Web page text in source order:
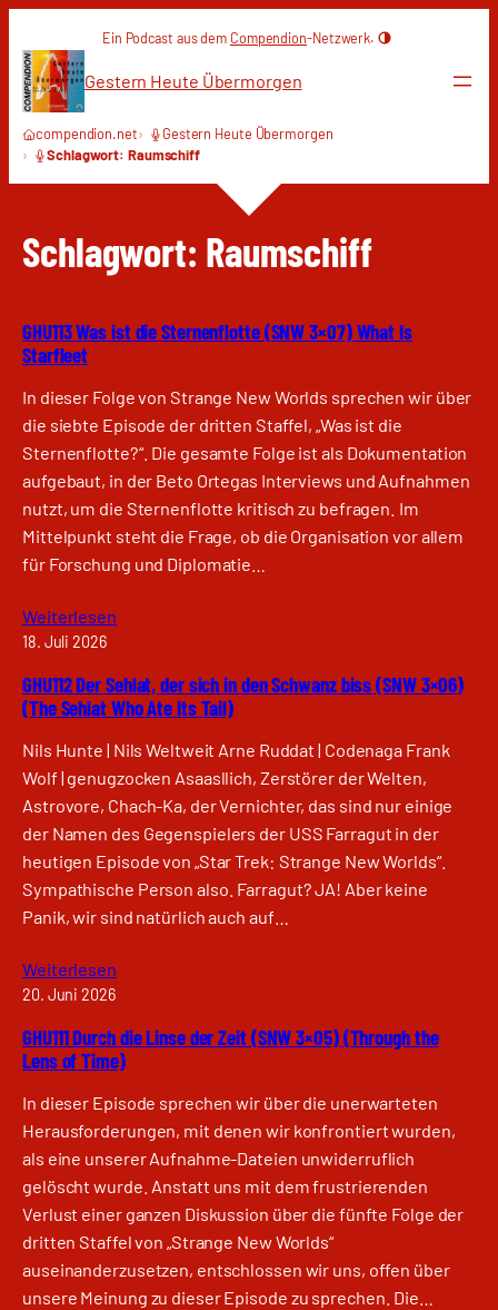
Inhalt
springen
Ein Podcast aus dem Compendion-Netzwerk.
Gestern Heute Übermorgen
compendion.net
Gestern Heute Übermorgen
Schlagwort: Raumschiff
Schlagwort: Raumschiff
GHU113 Was ist die Sternenflotte (SNW 3×07) What Is
Starfleet
In dieser Folge von Strange New Worlds sprechen wir über
die siebte Episode der dritten Staffel, „Was ist die
Sternenflotte?“. Die gesamte Folge ist als Dokumentation
aufgebaut, in der Beto Ortegas Interviews und Aufnahmen
nutzt, um die Sternenflotte kritisch zu befragen. Im
Mittelpunkt steht die Frage, ob die Organisation vor allem
für Forschung und Diplomatie…
Weiterlesen
18. Juli 2026
GHU112 Der Sehlat, der sich in den Schwanz biss (SNW 3×06)
(The Sehlat Who Ate Its Tail)
Nils Hunte | Nils Weltweit Arne Ruddat | Codenaga Frank
Wolf | genugzocken Asaasllich, Zerstörer der Welten,
Astrovore, Chach-Ka, der Vernichter, das sind nur einige
der Namen des Gegenspielers der USS Farragut in der
heutigen Episode von „Star Trek: Strange New Worlds“.
Sympathische Person also. Farragut? JA! Aber keine
Panik, wir sind natürlich auch auf…
Weiterlesen
20. Juni 2026
GHU111 Durch die Linse der Zeit (SNW 3×05) (Through the
Lens of Time)
In dieser Episode sprechen wir über die unerwarteten
Herausforderungen, mit denen wir konfrontiert wurden,
als eine unserer Aufnahme-Dateien unwiderruflich
gelöscht wurde. Anstatt uns mit dem frustrierenden
Verlust einer ganzen Diskussion über die fünfte Folge der
dritten Staffel von „Strange New Worlds“
auseinanderzusetzen, entschlossen wir uns, offen über
unsere Meinung zu dieser Episode zu sprechen. Die…